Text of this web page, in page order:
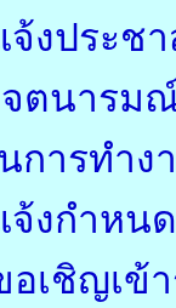
จ้งประช
จตนารม
การทำง
จ้งกำหน
อเชิญเข้